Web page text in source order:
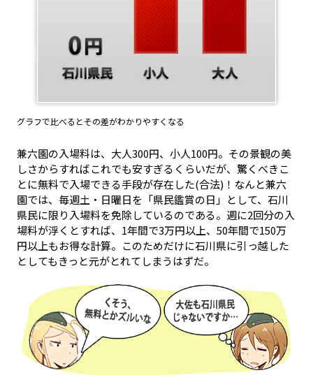
グラフで比べるとその差がわかりやすくなる
兼六園の入場料は、大人300円、小人100円。その景観の美
しさからすればこれでも安すぎるくらいだが、驚くべきこ
とに無料で入場できる手段が存在した(合法)！なんと兼六
園では、毎週土・日曜日を「県民鑑賞の日」として、石川
県民に限り入場料を免除しているのである。週に2回分の入
場料が浮くとすれば、1年間で3万円以上、50年間で150万
円以上もお得な計算。このためだけに石川県に引っ越した
としてもきっと元がとれてしまうはずだ。